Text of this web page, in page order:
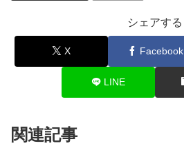
シェアする
X Facebook
LINE
関連記事